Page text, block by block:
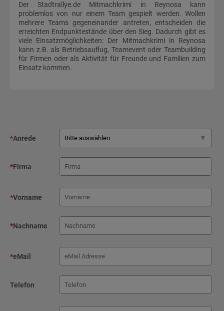
Der Stadtrallye.de Mitmachkrimi in Reynosa kann
problemlos von nur einem Team gespielt werden. Wollen
mehrere Teams gegeneinander antreten, entscheiden die
erreichten Endpunktestände über den Sieg. Dadurch gibt es
viele Einsatzmöglichkeiten: Der Mitmachkrimi in Reynosa
kann z.B. als Betriebsauflug, Teamevent oder Teambuilding
für Firmen oder als Aktivität für Freunde und Familien zum
Einsatz kommen.
*Anrede
*Firma
*Vorname
*Nachname
*eMail
Telefon